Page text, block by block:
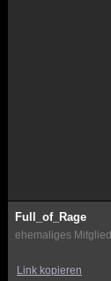
Full_of_Rage
ehemaliges Mitglied
Link kopieren